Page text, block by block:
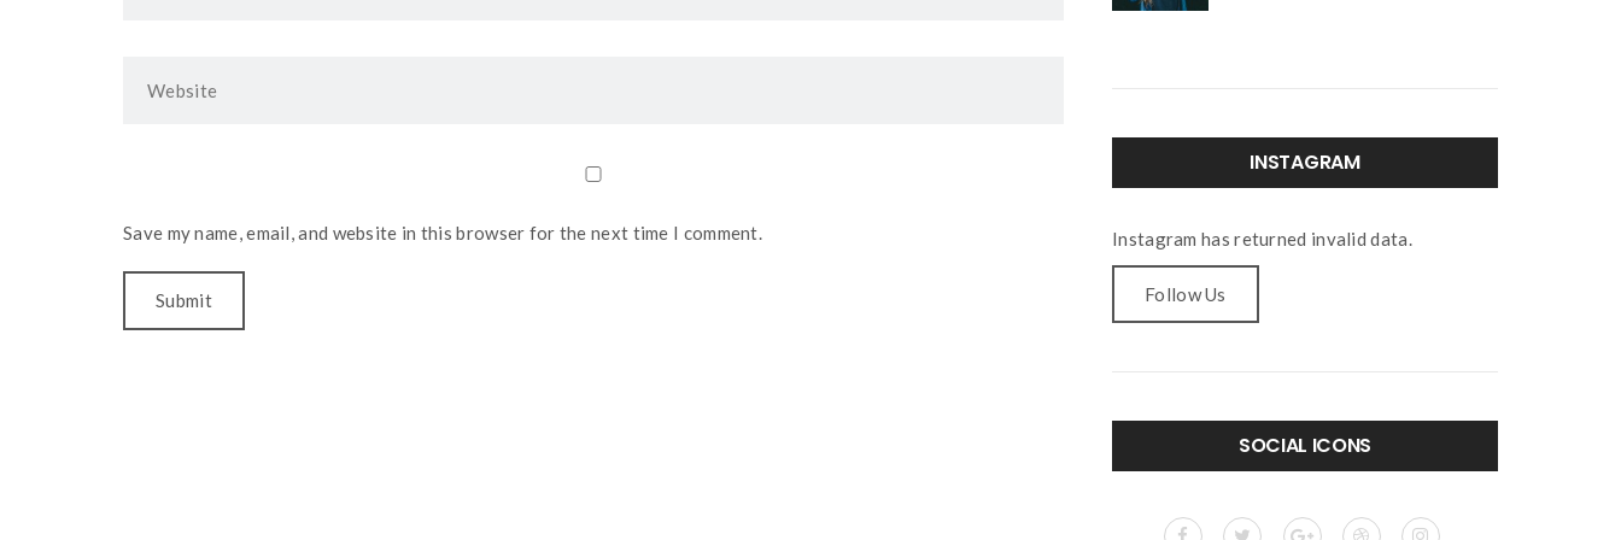
Save my name, email, and website in this browser for the next time I comment.
INSTAGRAM
Instagram has returned invalid data.
Follow Us
SOCIAL ICONS